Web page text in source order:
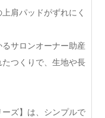
肩パッドがずれにく
サロンオーナー助産
つくりで、生地や長
ズ】は、シンプルで